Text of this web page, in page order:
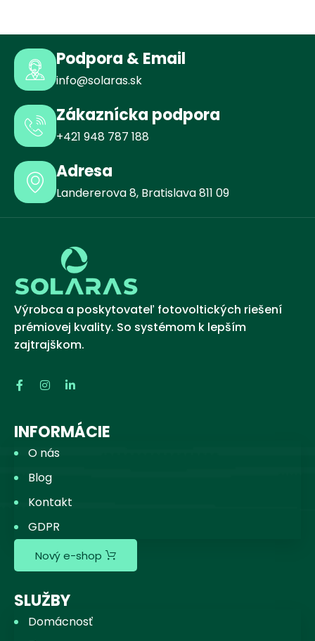
Podpora & Email
info@solaras.sk
Zákaznícka podpora
+421 948 787 188
Adresa
Landererova 8, Bratislava 811 09
Výrobca a poskytovateľ fotovoltických riešení
prémiovej kvality. So systémom k lepším
zajtrajškom.
INFORMÁCIE
O nás
Blog
Kontakt
GDPR
Nový e-shop
SLUŽBY
Domácnosť